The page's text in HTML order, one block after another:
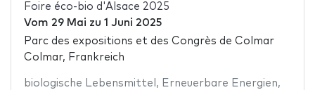
Foire éco-bio d'Alsace 2025
Vom 29 Mai zu 1 Juni 2025
Parc des expositions et des Congrès de Colmar
Colmar, Frankreich
biologische Lebensmittel , Erneuerbare Energien,